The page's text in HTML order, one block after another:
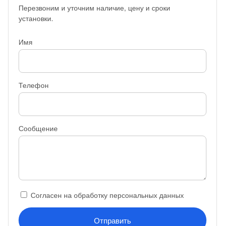
Перезвоним и уточним наличие, цену и сроки
установки.
Имя
Телефон
Сообщение
Согласен на обработку персональных данных
Отправить